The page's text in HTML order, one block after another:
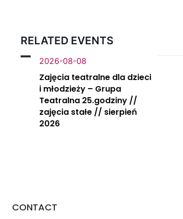
RELATED EVENTS
2026-08-08
Zajęcia teatralne dla dzieci
i młodzieży – Grupa
Teatralna 25.godziny //
zajęcia stałe // sierpień
2026
CONTACT